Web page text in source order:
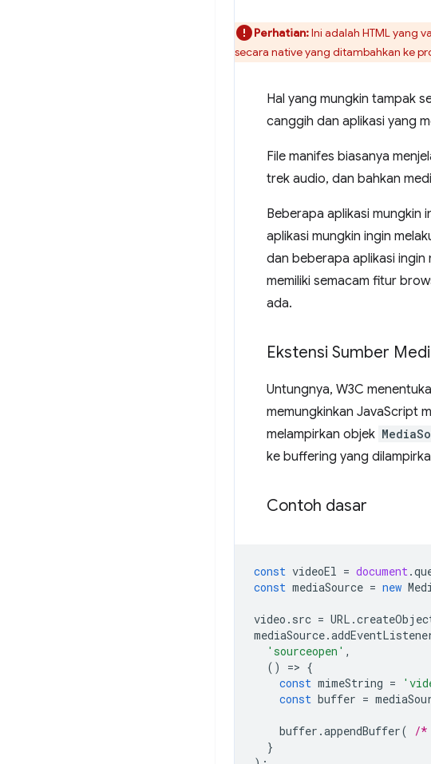
Perhatian:Ini adalah HTML yang
secara native yang ditambahkan ke
Hal yang mungkin tampak
canggih dan aplikasi yang
File manifes biasanya
trek audio, dan bahkan
Beberapa aplikasi mungkin
aplikasi mungkin ingin
dan beberapa aplikasi ingin
memiliki semacam fitur
ada.
Ekstensi Sumber
Untungnya, W3C
memungkinkan JavaScript
melampirkan objek
ke buffering yang
Contoh dasar
const videoEl = document.
const mediaSource = new
video . src = URL .
mediaSource.
'sourceopen' ,
()
=> {
const mimeString =
const buffer =
buffer .appendBuffer( /*
}